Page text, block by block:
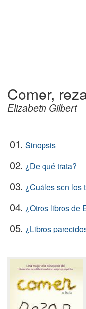
Comer,
Elizabeth Gilbert
01. Sinopsis
02. ¿De qué trata?
03. ¿Cuáles son los
04. ¿Otros libros de
05. ¿Libros